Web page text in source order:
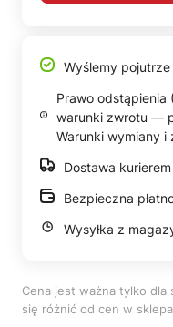
Wyślemy pojutrze
Prawo odstąpienia
warunki zwrotu —
Warunki wymiany i
Dostawa
Bezpieczna
Wysyłka z
Cena jest ważna tylko
się różnić od cen w